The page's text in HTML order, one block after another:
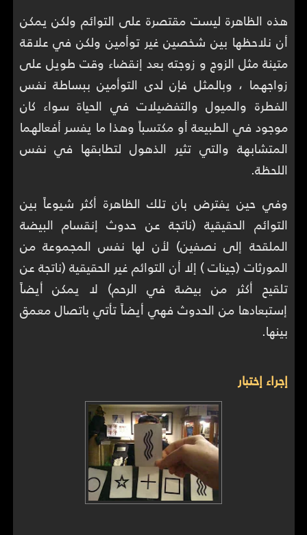
هذه الظاهرة ليست مقتصرة على التوائم ولكن يمكن
أن نلاحظها بين شخصين غير توأمين ولكن في علاقة
متينة مثل الزوج و زوجته بعد إنقضاء وقت طويل على
زواجهما ، وبالمثل فإن لدى التوأمين ببساطة نفس
الفطرة والميول والتفضيلات في الحياة سواء كان
موجود في الطبيعة أو مكتسباً وهذا ما يفسر أفعالهما
المتشابهة والتي تثير الذهول لتطابقها في نفس
اللحظة.
وفي حين يفترض بان تلك الظاهرة أكثر شيوعاً بين
التوائم الحقيقية (ناتجة عن حدوث إنقسام البيضة
الملقحة إلى نصفين) لأن لها نفس المجموعة من
المورثات (جينات ) إلا أن التوائم غير الحقيقية (ناتجة عن
تلقيح أكثر من بيضة في الرحم) لا يمكن أيضاً
إستبعادها من الحدوث فهي أيضاً تأتي باتصال معمق
بينها.
إجراء إختبار